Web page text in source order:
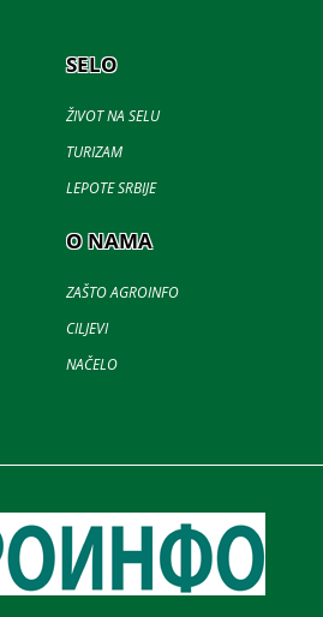
SELO
ŽIVOT NA SELU
TURIZAM
LEPOTE SRBIJE
O NAMA
ZAŠTO AGROINFO
CILJEVI
NAČELO